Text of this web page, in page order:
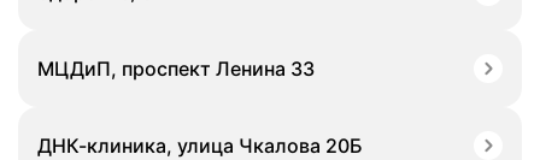
МЦДиП, проспект Ленина 33
ДНК-клиника, улица Чкалова 20Б